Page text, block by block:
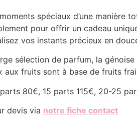
spéciaux d’une manière
pour offrir un cadeau
vos instants précieux en
sélection de parfum, la
fruits sont à base de fruits
80€, 15 parts 115€, 20-25
devis via notre fiche contact